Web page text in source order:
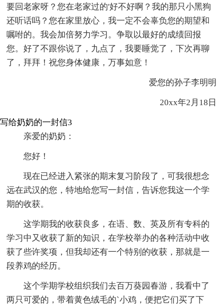
要回老家呀？您在老家过的'好不好啊？我的那只小黑狗
还听话吗？您在家里放心，我一定不会辜负您的期望和
嘱咐的。我会加倍努力学习。争取以最好的成绩回报
您。好了不跟你说了，九点了，我要睡觉了，下次再聊
了，拜拜！祝您身体健康，万事如意！
爱您的孙子李明明
20xx年2月18日
写给奶奶的一封信3
亲爱的奶奶：
您好！
现在已经进入紧张的期末复习阶段了，可我很想念
远在武汉的您，特地给您写一封信，告诉您我这一个学
期的收获。
这学期我的收获良多，在语、数、英及所有专科的
学习中又收获了新的知识，在学校举办的各种活动中收
获了些许奖项，但我却还有一个特别的收获，那就是一
段养鸡的经历。
这个学期学校组织我们去百万葵园春游，我看中了
两只可爱的，带着黄色绒毛的`小鸡，便把它们买了下